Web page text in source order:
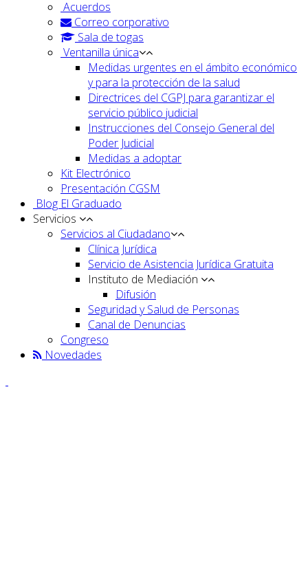
Acuerdos
Correo corporativo
Sala de togas
Ventanilla única
Medidas urgentes en el ámbito económico
y para la protección de la salud
Directrices del CGPJ para garantizar el
servicio público judicial
Instrucciones del Consejo General del
Poder Judicial
Medidas a adoptar
Kit Electrónico
Presentación CGSM
Blog El Graduado
Servicios
Servicios al Ciudadano
Clínica Jurídica
Servicio de Asistencia Jurídica Gratuita
Instituto de Mediación
Difusión
Seguridad y Salud de Personas
Canal de Denuncias
Congreso
Novedades